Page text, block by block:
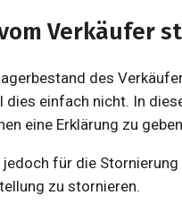
Verkäufer
des
dies einfach nicht. In
eine Erklärung zu
für die
zu stornieren.